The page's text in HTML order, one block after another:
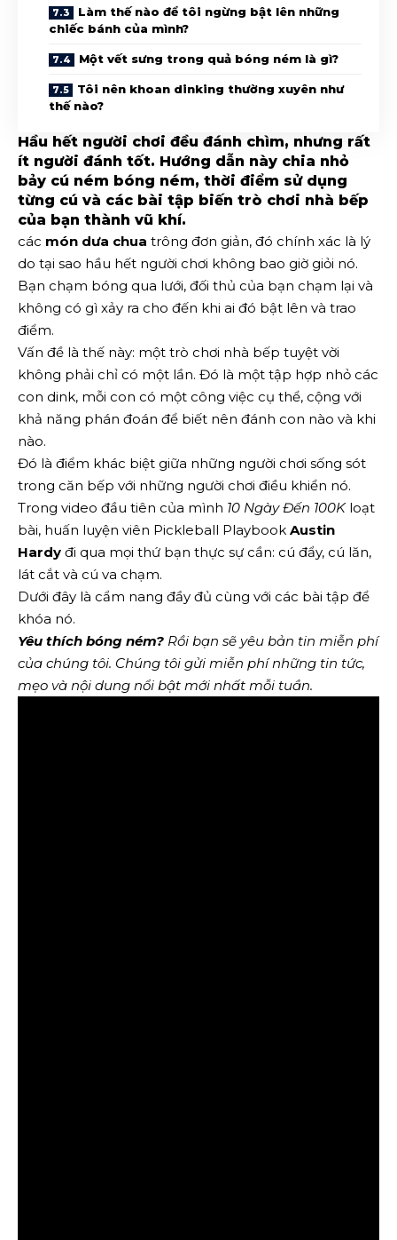
Làm thế nào để tôi ngừng bật lên những
chiếc bánh của mình?
Một vết sưng trong quả bóng ném là gì?
Tôi nên khoan dinking thường xuyên như
thế nào?
Hầu hết người chơi đều đánh chìm, nhưng rất
ít người đánh tốt. Hướng dẫn này chia nhỏ
bảy cú ném bóng ném, thời điểm sử dụng
từng cú và các bài tập biến trò chơi nhà bếp
của bạn thành vũ khí.
các món dưa chua trông đơn giản, đó chính xác là lý
do tại sao hầu hết người chơi không bao giờ giỏi nó.
Bạn chạm bóng qua lưới, đối thủ của bạn chạm lại và
không có gì xảy ra cho đến khi ai đó bật lên và trao
điểm.
Vấn đề là thế này: một trò chơi nhà bếp tuyệt vời
không phải chỉ có một lần. Đó là một tập hợp nhỏ các
con dink, mỗi con có một công việc cụ thể, cộng với
khả năng phán đoán để biết nên đánh con nào và khi
nào.
Đó là điểm khác biệt giữa những người chơi sống sót
trong căn bếp với những người chơi điều khiển nó.
Trong video đầu tiên của mình 10 Ngày Đến 100Kloạt
bài, huấn luyện viên Pickleball Playbook Austin
Hardy đi qua mọi thứ bạn thực sự cần: cú đẩy, cú lăn,
lát cắt và cú va chạm.
Dưới đây là cẩm nang đầy đủ cùng với các bài tập để
khóa nó.
Yêu thích bóng ném? Rồi bạn sẽ yêu bản tin miễn phí
của chúng tôi. Chúng tôi gửi miễn phí những tin tức,
mẹo và nội dung nổi bật mới nhất mỗi tuần.